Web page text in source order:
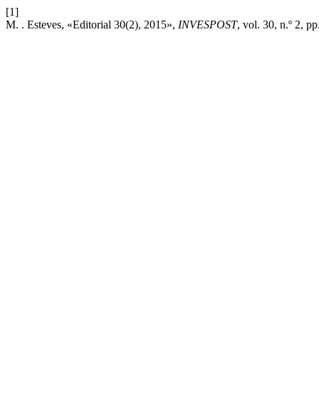
[1]
M. . Esteves, «Editorial 30(2), 2015», INVESPOST, vol. 30, n.º 2,